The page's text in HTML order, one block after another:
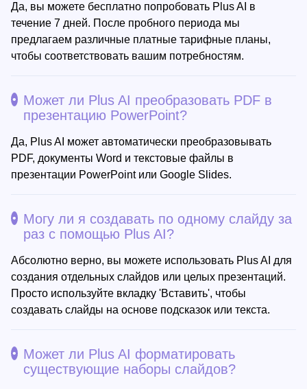
Да, вы можете бесплатно попробовать Plus AI в
течение 7 дней. После пробного периода мы
предлагаем различные платные тарифные планы,
чтобы соответствовать вашим потребностям.
Может ли Plus AI преобразовать PDF в
презентацию PowerPoint?
Да, Plus AI может автоматически преобразовывать
PDF, документы Word и текстовые файлы в
презентации PowerPoint или Google Slides.
Могу ли я создавать по одному слайду за
раз с помощью Plus AI?
Абсолютно верно, вы можете использовать Plus AI для
создания отдельных слайдов или целых презентаций.
Просто используйте вкладку 'Вставить', чтобы
создавать слайды на основе подсказок или текста.
Может ли Plus AI форматировать
существующие наборы слайдов?